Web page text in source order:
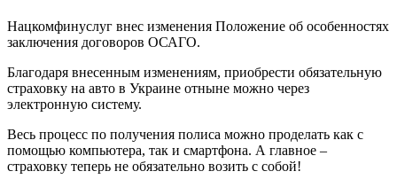
Нацкомфинуслуг внес изменения Положение об особенностях
заключения договоров ОСАГО.
Благодаря внесенным изменениям, приобрести обязательную
страховку на авто в Украине отныне можно через
электронную систему.
Весь процесс по получения полиса можно проделать как с
помощью компьютера, так и смартфона. А главное –
страховку теперь не обязательно возить с собой!